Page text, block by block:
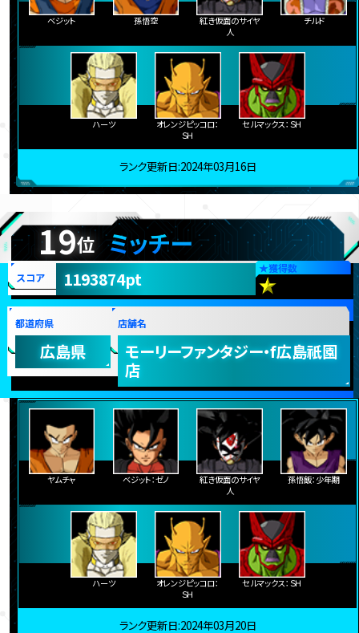
ベジット 孫悟空
紅き仮面のサイヤ
人
チルド
ハーツ
オレンジピッコロ：
ＳＨ
セルマックス：ＳＨ
ランク更新日:2024年03月16日
19位 ミッチー
★獲得数
スコア 1193874pt
都道府県
広島県
店舗名
モーリーファンタジー・f広島祇園
店
ヤムチャ ベジット：ゼノ
紅き仮面のサイヤ
人
孫悟飯：少年期
ハーツ
オレンジピッコロ：
ＳＨ
セルマックス：ＳＨ
ランク更新日:2024年03月20日